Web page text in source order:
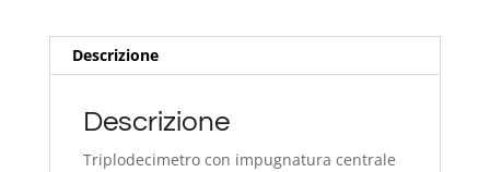
Descrizione
Descrizione
Triplodecimetro con impugnatura centrale